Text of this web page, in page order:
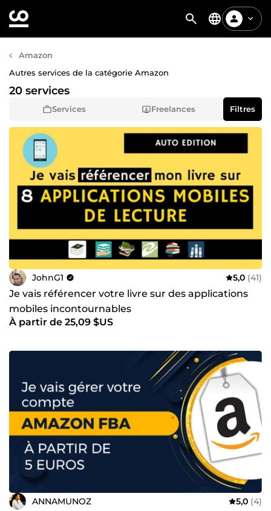
Amazon
Autres services de la catégorie Amazon
Services Freelances
20 services
Filtres
JohnG1 5,0 (41)
Je vais référencer votre livre sur des applications
mobiles incontournables
À partir de 25,09 $US
ANNAMUNOZ 5,0 (4)